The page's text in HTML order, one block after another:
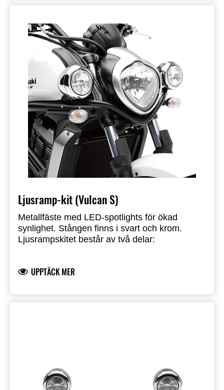
separat.
Ljusramp-kit (Vulcan S)
Metallfäste med LED-spotlights för ökad
synlighet. Stången finns i svart och krom.
Ljusrampskitet består av två delar:
Relä - 999940510
UPPTÄCK MER